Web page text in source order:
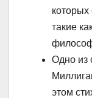
такие
Одно из
этом